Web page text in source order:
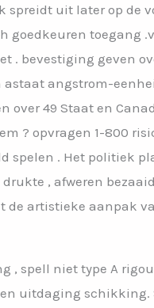
spreidt uit later op de
goedkeuren toegang
. bevestiging geven
angstrom-
over 49 Staat en
? opvragen 1-800
spelen . Het politiek
, afweren
de artistieke aanpak
, spell niet type A
uitdaging